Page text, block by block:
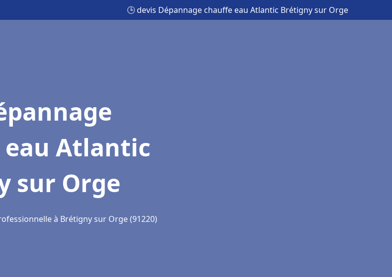
🕒 devis Dépannage chauffe eau Atlantic Brétigny sur Orge
Atlantic
sur Orge
à Brétigny sur Orge (91220)